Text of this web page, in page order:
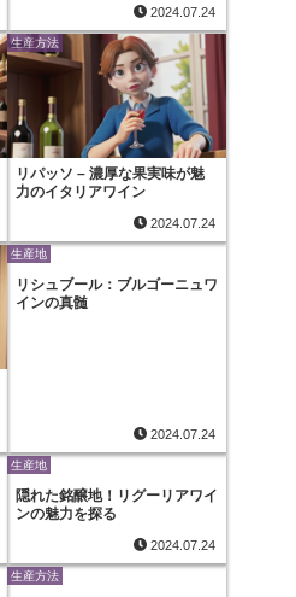
2024.07.24
生産方法
リパッソ – 濃厚な果実味が魅
力のイタリアワイン
2024.07.24
生産地
リシュブール：ブルゴーニュワ
インの真髄
2024.07.24
生産地
隠れた銘醸地！リグーリアワイ
ンの魅力を探る
2024.07.24
生産方法